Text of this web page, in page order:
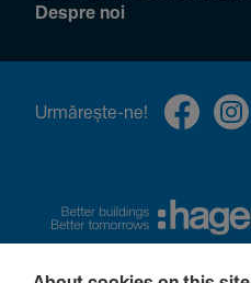
Despre noi
Urmă­rește-ne!